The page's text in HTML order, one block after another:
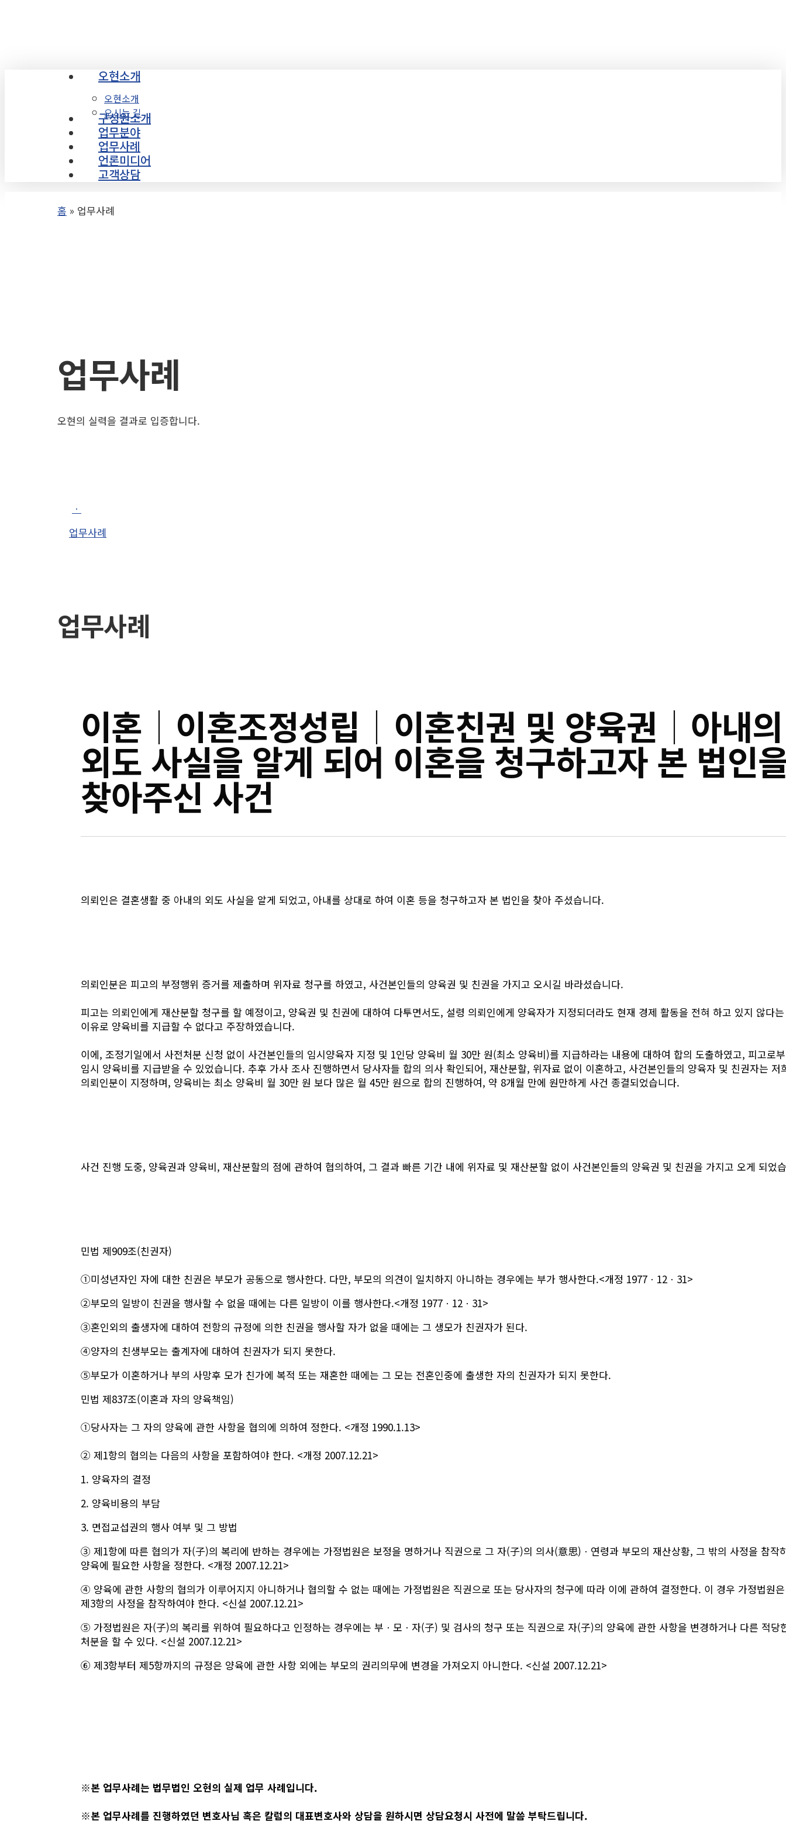
Menu
오현소개
오현소개
오시는 길
구성원소개
업무분야
업무사례
언론미디어
고객상담
홈 » 업무사례
업무사례
오현의 실력을 결과로 입증합니다.
ㆍ
업무사례
업무사례
이혼│이혼조정성립│이혼친권 및 양육권│아내의
외도 사실을 알게 되어 이혼을 청구하고자 본 법인
찾아주신 사건
의뢰인은 결혼생활 중 아내의 외도 사실을 알게 되었고, 아내를 상대로 하여 이혼 등을 청구하고자 본 법인을 찾아 주셨습니다.
의뢰인분은 피고의 부정행위 증거를 제출하며 위자료 청구를 하였고, 사건본인들의 양육권 및 친권을 가지고 오시길 바라셨습니다.
피고는 의뢰인에게 재산분할 청구를 할 예정이고, 양육권 및 친권에 대하여 다투면서도, 설령 의뢰인에게 양육자가 지정되더라도 현재 경제 활동을 전혀 하고 있지 않다는
이유로 양육비를 지급할 수 없다고 주장하였습니다.
이에, ​조정기일에서 ​사전처분 신청 없이 사건본인들의 임시양육자 지정 및 1인당 양육비 월 30만 원(최소 양육비)를 지급하라는 내용에 대하여 합의 도출하였고, 피고로
임시 양육비를 지급받을 수 있었습니다. 추후 가사 조사 진행하면서 당사자들 합의 의사 확인되어, 재산분할, 위자료 없이 이혼하고, 사건본인들의 양육자 및 친권자는 저
의뢰인분이 지정하며, 양육비는 최소 양육비 월 30만 원 보다 많은 월 45만 원으로 합의 진행하여, 약 8개월 만에 원만하게 사건 종결되었습니다.
사건 진행 도중, 양육권과 양육비, 재산분할의 점에 관하여 협의하여, 그 결과 빠른 기간 내에 위자료 및 재산분할 없이 사건본인들의 양육권 및 친권을 가지고 오게 되었
민법 제909조(친권자)
①미성년자인 자에 대한 친권은 부모가 공동으로 행사한다. 다만, 부모의 의견이 일치하지 아니하는 경우에는 부가 행사한다.<개정 1977ㆍ12ㆍ31>
②부모의 일방이 친권을 행사할 수 없을 때에는 다른 일방이 이를 행사한다.<개정 1977ㆍ12ㆍ31>
③혼인외의 출생자에 대하여 전항의 규정에 의한 친권을 행사할 자가 없을 때에는 그 생모가 친권자가 된다.
④양자의 친생부모는 출계자에 대하여 친권자가 되지 못한다.
⑤부모가 이혼하거나 부의 사망후 모가 친가에 복적 또는 재혼한 때에는 그 모는 전혼인중에 출생한 자의 친권자가 되지 못한다.
민법 제837조(이혼과 자의 양육책임)
①당사자는 그 자의 양육에 관한 사항을 협의에 의하여 정한다. <개정 1990.1.13>
② 제1항의 협의는 다음의 사항을 포함하여야 한다. <개정 2007.12.21>
1. 양육자의 결정
2. 양육비용의 부담
3. 면접교섭권의 행사 여부 및 그 방법
③ 제1항에 따른 협의가 자(子)의 복리에 반하는 경우에는 가정법원은 보정을 명하거나 직권으로 그 자(子)의 의사(意思)ㆍ연령과 부모의 재산상황, 그 밖의 사정을 참작
양육에 필요한 사항을 정한다. <개정 2007.12.21>
④ 양육에 관한 사항의 협의가 이루어지지 아니하거나 협의할 수 없는 때에는 가정법원은 직권으로 또는 당사자의 청구에 따라 이에 관하여 결정한다. 이 경우 가정법원은
제3항의 사정을 참작하여야 한다. <신설 2007.12.21>
⑤ 가정법원은 자(子)의 복리를 위하여 필요하다고 인정하는 경우에는 부ㆍ모ㆍ자(子) 및 검사의 청구 또는 직권으로 자(子)의 양육에 관한 사항을 변경하거나 다른 적당
처분을 할 수 있다. <신설 2007.12.21>
⑥ 제3항부터 제5항까지의 규정은 양육에 관한 사항 외에는 부모의 권리의무에 변경을 가져오지 아니한다. <신설 2007.12.21>
※본 업무사례는 법무법인 오현의 실제 업무 사례입니다.
※본 업무사례를 진행하였던 변호사님 혹은 칼럼의 대표변호사와 상담을 원하시면 상담요청시 사전에 말씀 부탁드립니다.